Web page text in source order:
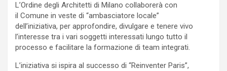
L’Ordine degli Architetti di Milano collaborerà con
il Comune in veste di “ambasciatore locale”
dell’iniziativa, per approfondire, divulgare e tenere vivo
l’interesse tra i vari soggetti interessati lungo tutto il
processo e facilitare la formazione di team integrati.
L’iniziativa si ispira al successo di “Reinventer Paris”,